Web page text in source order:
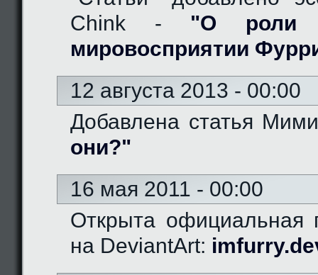
Chink - "О роли
мировосприятии
12 августа 2013 - 00:00
Добавлена статья
они?"
16 мая 2011 - 00:00
Открыта официальная
на DeviantArt: